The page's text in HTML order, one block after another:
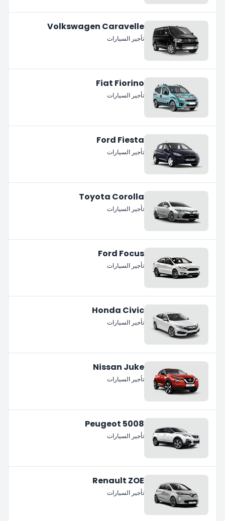
Volkswagen Caravelle
تأجير السيارات
Fiat Fiorino
تأجير السيارات
Ford Fiesta
تأجير السيارات
Toyota Corolla
تأجير السيارات
Ford Focus
تأجير السيارات
Honda Civic
تأجير السيارات
Nissan Juke
تأجير السيارات
Peugeot 5008
تأجير السيارات
Renault ZOE
تأجير السيارات